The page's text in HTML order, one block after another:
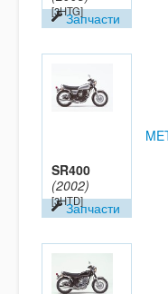
[3HTG]Запчасти
SR400
(2002)
[3HTD]Запчасти